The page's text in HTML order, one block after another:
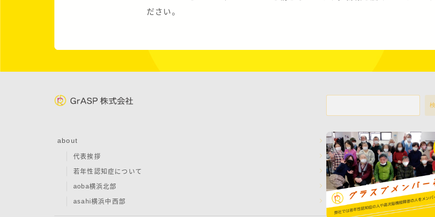
ださい。
about
代表挨拶
若年性認知症について
aoba横浜北部
asahi横浜中西部